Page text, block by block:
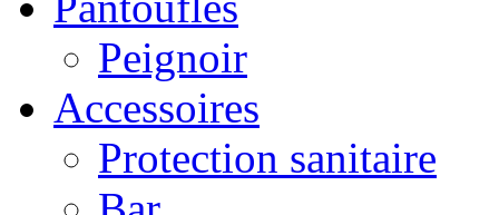
Peignoir
Accessoires
Protection sanitaire